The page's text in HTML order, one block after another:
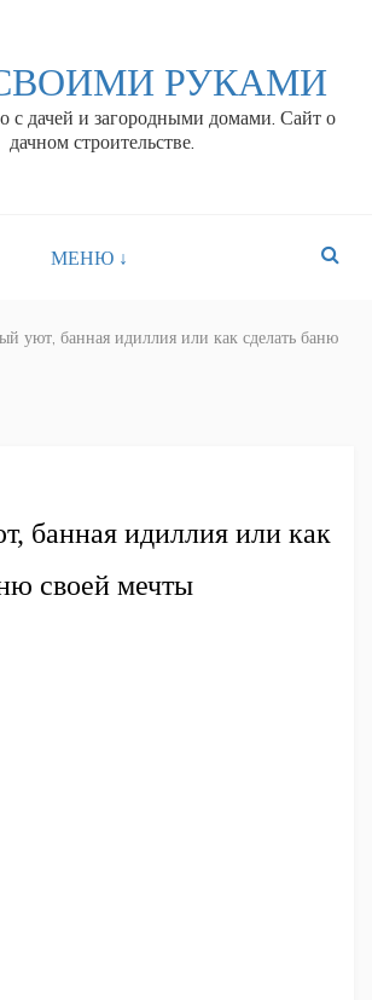
РУКАМИ
с дачей и загородными домами. Сайт о
дачном строительстве.
МЕНЮ ↓
уют, банная идиллия или как сделать баню
банная идиллия или как
своей мечты